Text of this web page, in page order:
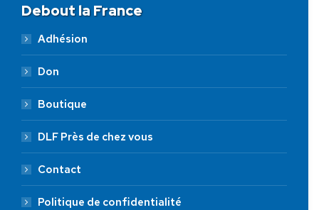
Debout la France
Adhésion
Don
Boutique
DLF Près de chez vous
Contact
Politique de confidentialité